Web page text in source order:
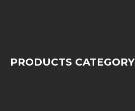
PRODUCTS CATEGORY